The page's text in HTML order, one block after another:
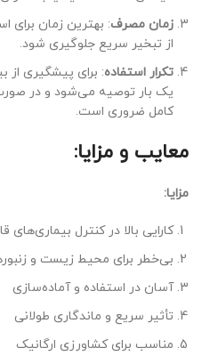
زمان مصرف: بهترین زمان برای
از تبخیر سریع جلوگیری شود.
تکرار استفاده
یک بار توصیه می‌شود و در صورت
کامل ضروری است.
معایب و مزایا:
مزایا:
کارایی بالا در کنترل بیماری‌های
بی‌خطر برای محیط زیست و
آسان در استفاده و آماده‌سازی
تأثیر سریع و ماندگاری طولانی
مناسب برای کشاورزی ارگانیک